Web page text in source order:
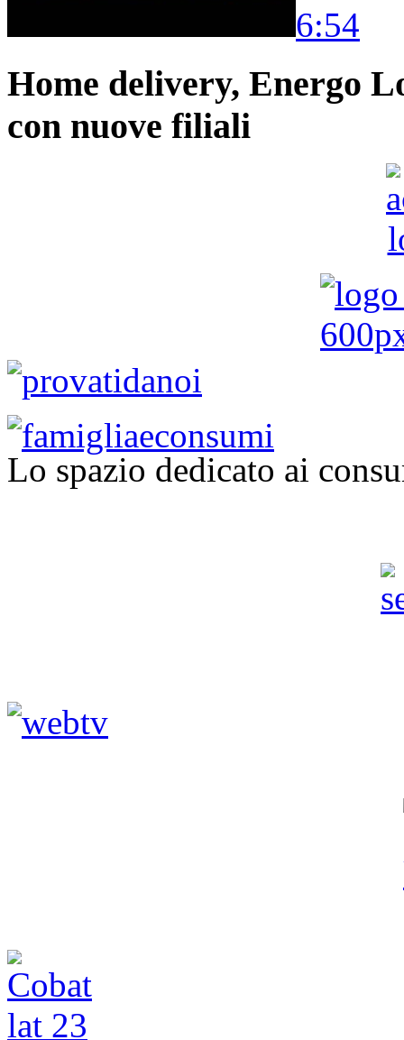
6:54
Home delivery, Energo
con nuove filiali
Lo spazio dedicato ai